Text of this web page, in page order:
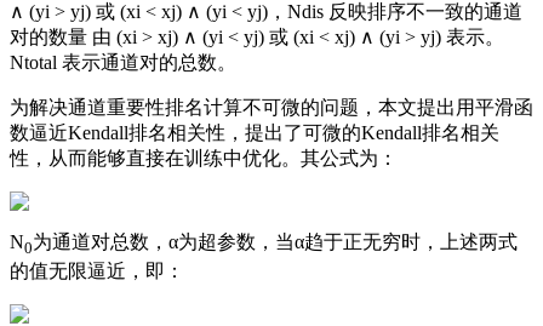
∧ (yi > yj) 或 (xi < xj) ∧ (yi < yj)，Ndis 反映排序不一致的通道
对的数量 由 (xi > xj) ∧ (yi < yj) 或 (xi < xj) ∧ (yi > yj) 表示。
Ntotal 表示通道对的总数。
为解决通道重要性排名计算不可微的问题，本文提出用平滑函
数逼近Kendall排名相关性，提出了可微的Kendall排名相关
性，从而能够直接在训练中优化。其公式为：
N0为通道对总数，α为超参数，当α趋于正无穷时，上述两式
的值无限逼近，即：